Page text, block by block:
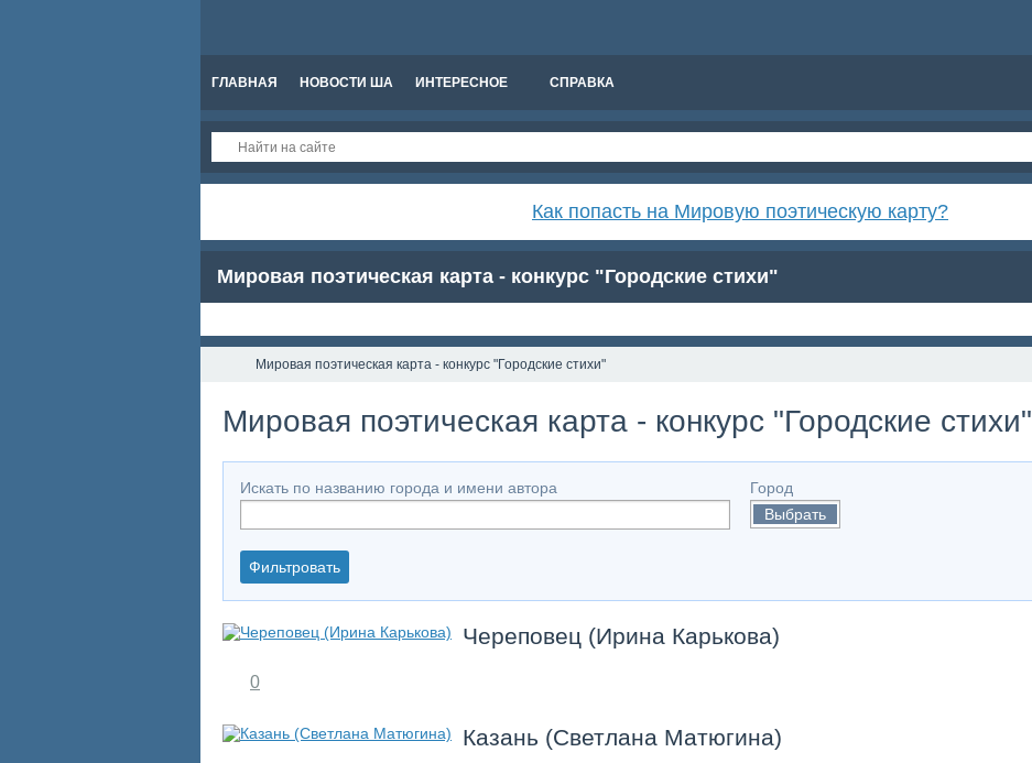
ГЛАВНАЯ НОВОСТИ ША ИНТЕРЕСНОЕ СПРАВКА
Как попасть на Мировую поэтическую карту?
Мировая поэтическая карта - конкурс "Городские стихи"
Мировая поэтическая карта - конкурс "Городские стихи"
Мировая поэтическая карта - конкурс "Городские стихи"
Искать по названию города и имени автора
Город
Выбрать
Череповец (Ирина Карькова)
0
Казань (Светлана Матюгина)